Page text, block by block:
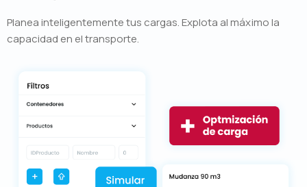
Planea inteligentemente tus cargas. Explota al máximo la
capacidad en el transporte.